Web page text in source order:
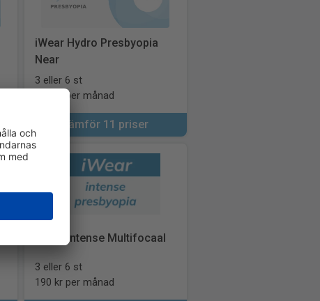
iWear Hydro Presbyopia
Near
3 eller 6 st
129 kr per månad
Jämför 11 priser
iWear Intense Multifocaal
3 eller 6 st
190 kr per månad